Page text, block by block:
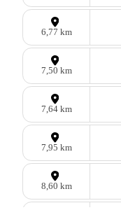
6,77 km
7,50 km
7,64 km
7,95 km
8,60 km